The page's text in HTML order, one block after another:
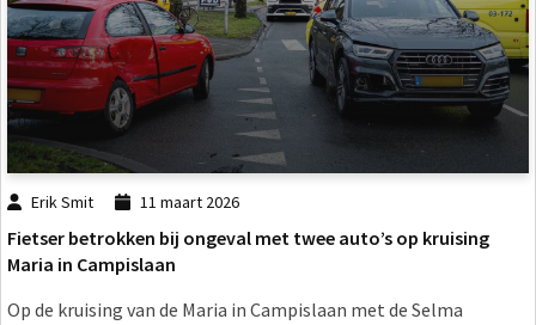
Erik Smit 11 maart 2026
Fietser betrokken bij ongeval met twee auto’s op kruising
Maria in Campislaan
Op de kruising van de Maria in Campislaan met de Selma